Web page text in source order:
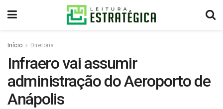
Início Diretoria
Infraero vai assumir
administração do Aeroporto de
Anápolis